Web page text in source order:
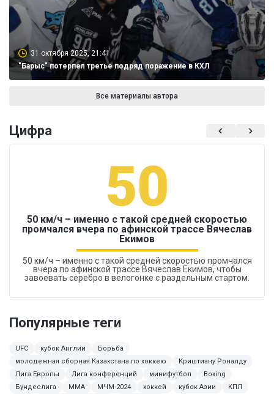
31 октября 2025, 21:41
"Барыс" потерпел третье подряд поражение в КХЛ
Все материалы автора
Цифра
50
50 км/ч – именно с такой средней скоростью
промчался вчера по афинской трассе Вячеслав
Екимов
50 км/ч – именно с такой средней скоростью промчался
вчера по афинской трассе Вячеслав Екимов, чтобы
завоевать серебро в велогонке с раздельным стартом.
Популярные теги
UFC кубок Англии
Борьба
молодежная сборная Казахстана по хоккею
Криштиану Роналду
Лига Европы
Лига конференций минифутбол
Boxing
Бундеслига
MMA МЧМ-2024 хоккей кубок Азии КПЛ